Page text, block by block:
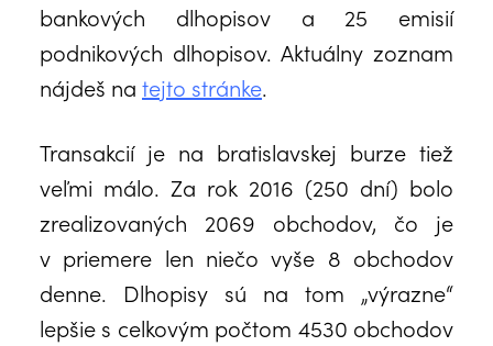
bankových dlhopisov a 25 emisií
podnikových dlhopisov. Aktuálny zoznam
nájdeš na tejto stránke.
Transakcií je na bratislavskej burze tiež
veľmi málo. Za rok 2016 (250 dní) bolo
zrealizovaných 2069 obchodov, čo je
v priemere len niečo vyše 8 obchodov
denne. Dlhopisy sú na tom „výrazne“
lepšie s celkovým počtom 4530 obchodov